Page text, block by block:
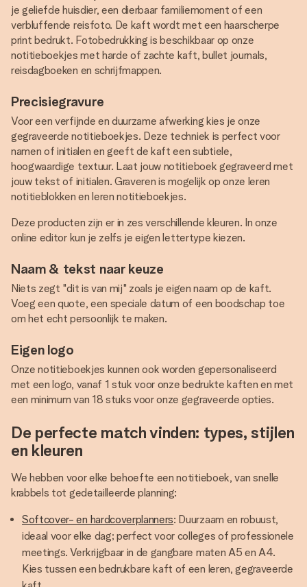
je geliefde huisdier, een dierbaar familiemoment of een
verbluffende reisfoto. De kaft wordt met een haarscherpe
print bedrukt. Fotobedrukking is beschikbaar op onze
notitieboekjes met harde of zachte kaft, bullet journals,
reisdagboeken en schrijfmappen.
Precisiegravure
Voor een verfijnde en duurzame afwerking kies je onze
gegraveerde notitieboekjes. Deze techniek is perfect voor
namen of initialen en geeft de kaft een subtiele,
hoogwaardige textuur. Laat jouw notitieboek gegraveerd met
jouw tekst of initialen. Graveren is mogelijk op onze leren
notitieblokken en leren notitieboekjes.
Deze producten zijn er in zes verschillende kleuren. In onze
online editor kun je zelfs je eigen lettertype kiezen.
Naam & tekst naar keuze
Niets zegt "dit is van mij" zoals je eigen naam op de kaft.
Voeg een quote, een speciale datum of een boodschap toe
om het echt persoonlijk te maken.
Eigen logo
Onze notitieboekjes kunnen ook worden gepersonaliseerd
met een logo, vanaf 1 stuk voor onze bedrukte kaften en met
een minimum van 18 stuks voor onze gegraveerde opties.
De perfecte match vinden: types, stijlen
en kleuren
We hebben voor elke behoefte een notitieboek, van snelle
krabbels tot gedetailleerde planning:
Softcover- en hardcoverplanners: Duurzaam en robuust,
ideaal voor elke dag; perfect voor colleges of professionele
meetings. Verkrijgbaar in de gangbare maten A5 en A4.
Kies tussen een bedrukbare kaft of een leren, gegraveerde